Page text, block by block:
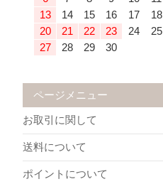
13
14 15 16 17 18
20
21 22 23 24 25
27
28 29 30
ページメニュー
お取引に関して
送料について
ポイントについて